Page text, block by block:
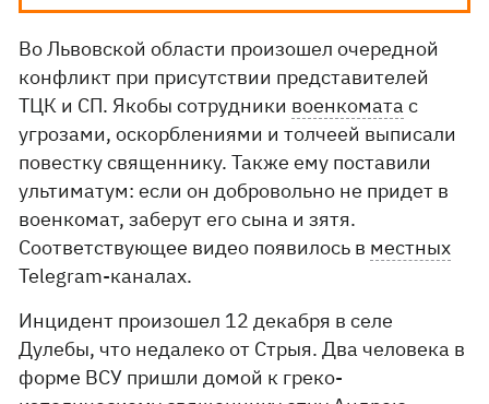
Во Львовской области произошел очередной
конфликт при присутствии представителей
ТЦК и СП. Якобы сотрудники военкомата с
угрозами, оскорблениями и толчеей выписали
повестку священнику. Также ему поставили
ультиматум: если он добровольно не придет в
военкомат, заберут его сына и зятя.
Соответствующее видео появилось в местных
Telegram-каналах.
Инцидент произошел 12 декабря в селе
Дулебы, что недалеко от Стрыя. Два человека в
форме ВСУ пришли домой к греко-